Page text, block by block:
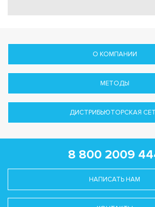
О КОМПАНИИ
МЕТОДЫ
ДИСТРИБЬЮТОРСКАЯ
8 800 2009
НАПИСАТЬ НАМ